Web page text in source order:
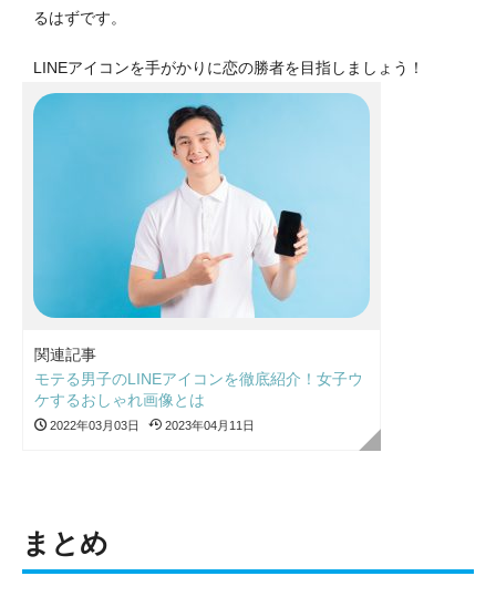
るはずです。
LINEアイコンを手がかりに恋の勝者を目指しましょう！
関連記事
モテる男子のLINEアイコンを徹底紹介！女子ウ
ケするおしゃれ画像とは
2022年03月03日 2023年04月11日
まとめ